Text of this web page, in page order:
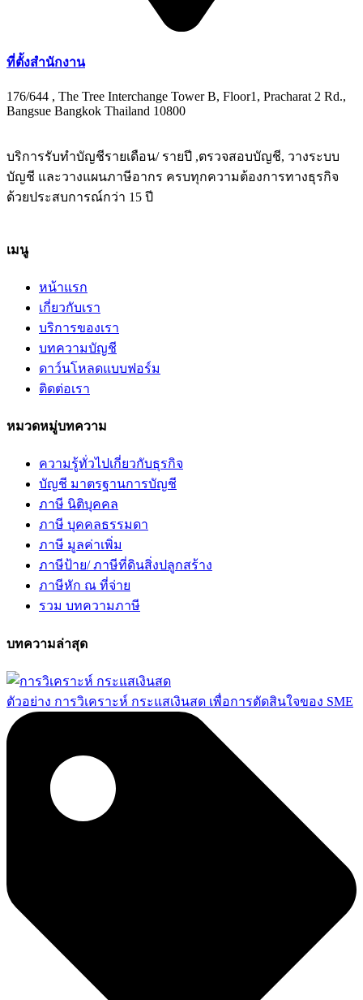
ที่ตั้งสำนักงาน
176/644 , The Tree Interchange Tower B, Floor1, Pracharat 2 Rd.,
Bangsue Bangkok Thailand 10800
บริการรับทำบัญชีรายเดือน/ รายปี ,ตรวจสอบบัญชี, วางระบบ
บัญชี และวางแผนภาษีอากร ครบทุกความต้องการทางธุรกิจ
ด้วยประสบการณ์กว่า 15 ปี
เมนู
หน้าแรก
เกี่ยวกับเรา
บริการของเรา
บทความบัญชี
ดาว์นโหลดแบบฟอร์ม
ติดต่อเรา
หมวดหมู่บทความ
ความรู้ทั่วไปเกี่ยวกับธุรกิจ
บัญชี มาตรฐานการบัญชี
ภาษี นิติบุคคล
ภาษี บุคคลธรรมดา
ภาษี มูลค่าเพิ่ม
ภาษีป้าย/ ภาษีที่ดินสิ่งปลูกสร้าง
ภาษีหัก ณ ที่จ่าย
รวม บทความภาษี
บทความล่าสุด
ตัวอย่าง การวิเคราะห์ กระแสเงินสด เพื่อการตัดสินใจของ SME